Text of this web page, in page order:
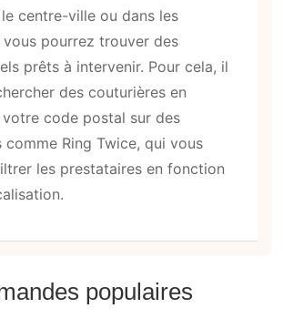
centre-ville ou dans les
vous pourrez trouver des
prêts à intervenir. Pour cela, il
des couturières en
code postal sur des
comme Ring Twice, qui vous
les prestataires en fonction
populaires